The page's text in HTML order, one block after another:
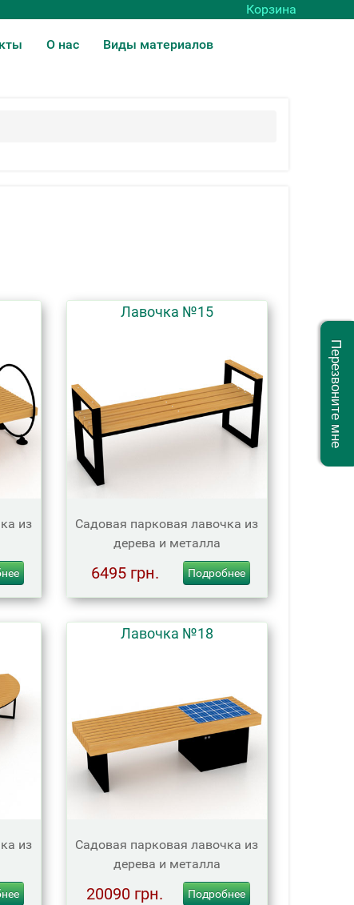
Корзина
О нас Виды материалов
из
Лавочка №15
Садовая парковая лавочка из
дерева и металла
6495 грн. Подробнее
из
Лавочка №18
Садовая парковая лавочка из
дерева и металла
20090 грн. Подробнее
Перезвоните мне